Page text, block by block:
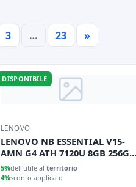
3 … 23 »
DISPONIBILE
LENOVO
LENOVO NB ESSENTIAL V15-
AMN G4 ATH 7120U 8GB 256GB
15,6 FREEDOS
5%dell'utile al territorio
4%sconto applicato